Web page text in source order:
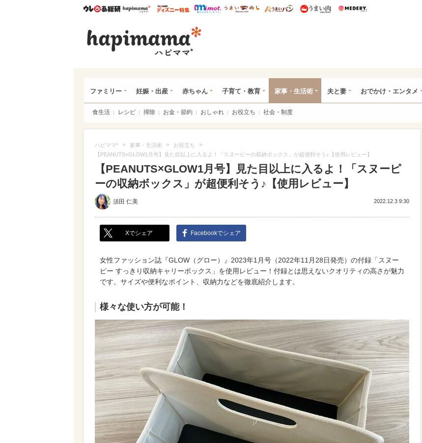
ウレぴあ総研ハピママ* ウレぴあ総研 ディズニー特集
mimot. うまいめし うまいパン うまい肉
ファミリー 妊娠・出産 赤ちゃん 子育て・教育 家事・生活術 夫と妻 おでかけ・エンタメ
食生活 レシピ 掃除 お金・節約 おしゃれ お役立ち 社会・制度
ハピママ* > 家事・生活術 > お役立ち >
【PEANUTS×GLOW1月号】見た目以上に入るよ！「スヌーピーの収納ボックス」が超便利そう♪【使用レビュー】
【PEANUTS×GLOW1月号】見た目以上に入るよ！「スヌーピ
ーの収納ボックス」が超便利そう♪【使用レビュー】
須田 仁美 2022.12.3 9:30
Xでシェア Facebookでシェア
女性ファッション誌『GLOW（グロー）』2023年1月号（2022年11月28日発売）の付録「スヌー
ピー すっきり収納キャリーボックス」を使用レビュー！付録とは思えないクオリティの高さが魅力
です。サイズや便利なポイント、収納力などを徹底紹介します。
様々な使い方が可能！